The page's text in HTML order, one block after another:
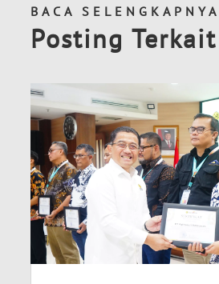
BACA SELENGKAPNYA
Posting Terkait